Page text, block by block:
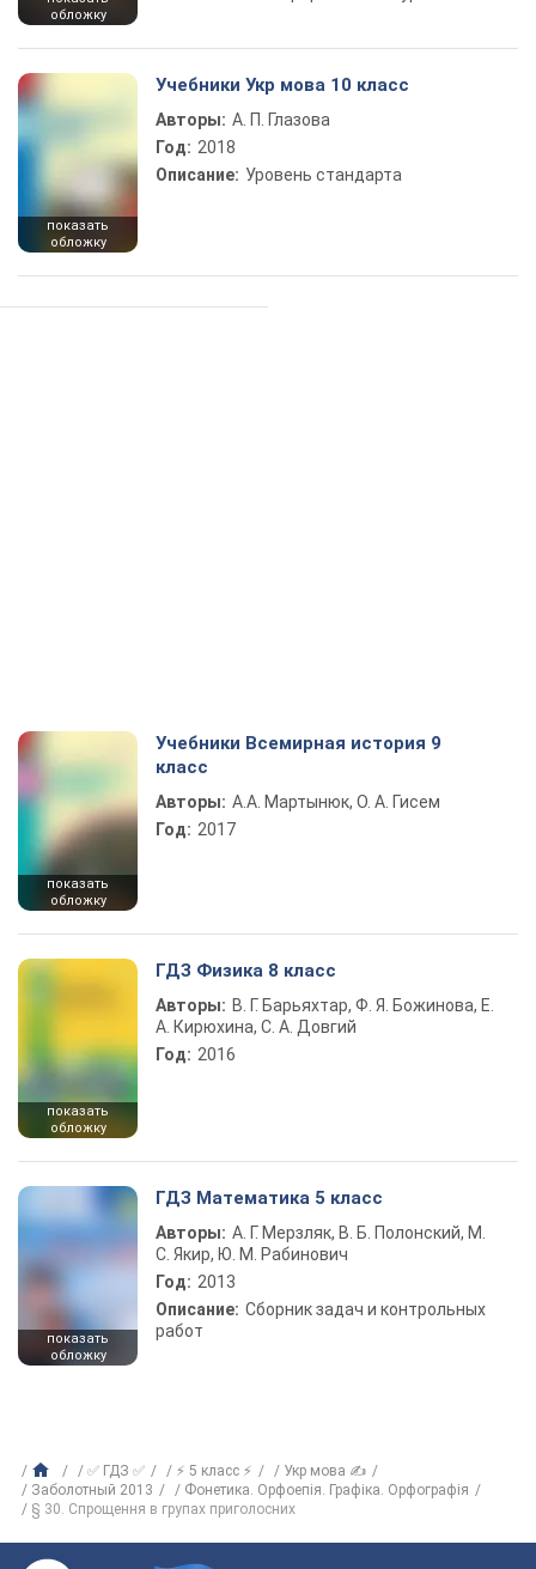
обложку
показать
обложку
Учебники Укр мова 10 класс
Авторы: А. П. Глазова
Год: 2018
Описание: Уровень стандарта
показать
обложку
Учебники Всемирная история 9
класс
Авторы: А.А. Мартынюк, О. А. Гисем
Год: 2017
показать
обложку
ГДЗ Физика 8 класс
Авторы: В. Г. Барьяхтар, Ф. Я. Божинова, Е.
А. Кирюхина, С. А. Довгий
Год: 2016
показать
обложку
ГДЗ Математика 5 класс
Авторы: А. Г. Мерзляк, В. Б. Полонский, М.
С. Якир, Ю. М. Рабинович
Год: 2013
Описание: Сборник задач и контрольных
работ
✅ ГДЗ ✅ ⚡ 5 класс ⚡
Укр мова ✍
Заболотный 2013
Фонетика. Орфоепія. Графіка. Орфографія
§ 30. Спрощення в групах приголосних